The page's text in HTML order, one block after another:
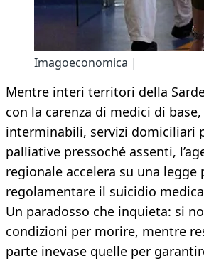
Imagoeconomica |
Mentre interi territori della
con la carenza di medici di base,
interminabili, servizi domiciliari
palliative pressoché assenti,
regionale accelera su una legge
regolamentare il suicidio
Un paradosso che inquieta: si
condizioni per morire, mentre
parte inevase quelle per